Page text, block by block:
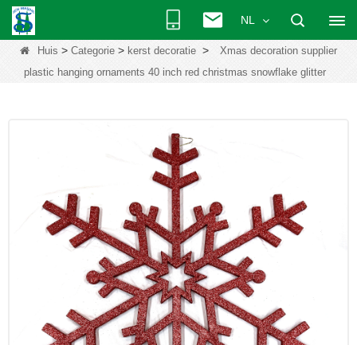
NL
Huis > Categorie > kerst decoratie >
Xmas decoration supplier
plastic hanging ornaments 40 inch red christmas snowflake glitter